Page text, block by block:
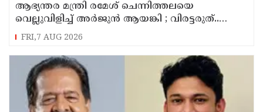
ആഭ്യന്തര മന്ത്രി രമേശ് ചെന്നിത്തലയെ
വെല്ലുവിളിച്ച് അ‍ർജുൻ ആയങ്കി ; വിരട്ടരുത്..
വളർന്ന പാർട്ടി വേറെയാണ് !
FRI,7 AUG 2026